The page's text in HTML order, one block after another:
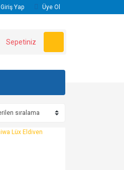
Giriş Yap Üye Ol
Sepetiniz